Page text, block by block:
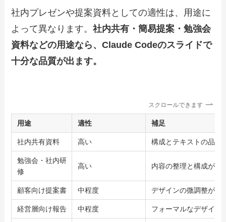
社内プレゼンや提案資料としての適性は、用途に
よって異なります。社内共有・簡易提案・勉強会
資料などの用途なら、Claude Codeのスライドで
十分な品質が出ます。
スクロールできます
用途 適性 補足
社内共有資料 高い 構成とテキストの品質
勉強会・社内研
修
高い 内容の整理と構成が得
顧客向け提案書 中程度 デザインの微調整が必
経営層向け報告 中程度 フォーマルなデザイン